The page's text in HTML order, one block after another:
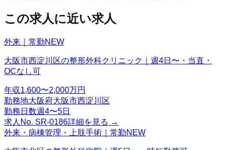
この求人に近い求人
外来｜常勤NEW
大阪市西淀川区の整形外科クリニック｜週4日〜・当直・
OCなし可
年収1,600〜2,000万円
勤務地大阪府大阪市西淀川区
勤務日数週4〜5日
求人No. SR-0186詳細を見る →
外来・病棟管理・上肢手術｜常勤NEW